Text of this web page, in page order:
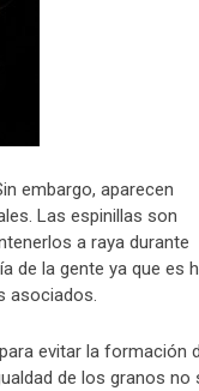
embargo, aparecen
Las espinillas son
a raya durante
de la gente ya que es
asociados.
evitar la formación
de los granos no